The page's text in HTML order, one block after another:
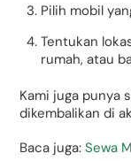
Pilih mobil
Tentukan
rumah, atau
Kami juga punya
dikembalikan di
Baca juga:Sewa